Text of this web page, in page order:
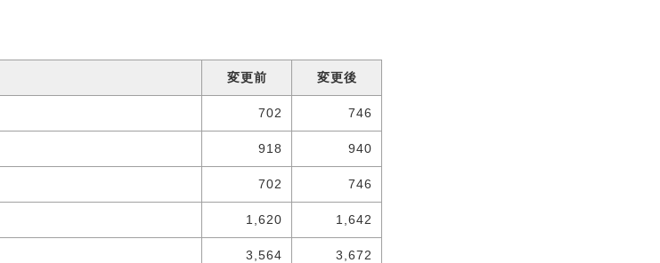
変更前 変更後
702 746
918 940
702 746
1,620 1,642
3,564 3,672